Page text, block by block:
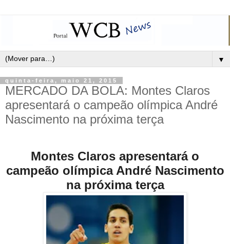
▼
quinta-feira, maio 21, 2015
MERCADO DA BOLA: Montes Claros
apresentará o campeão olímpica André
Nascimento na próxima terça
Montes Claros apresentará o
campeão olímpica André Nascimento
na próxima terça